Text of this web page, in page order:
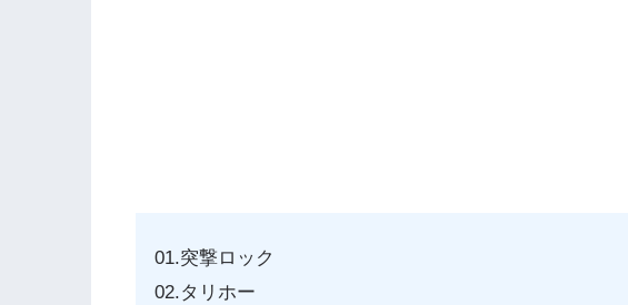
01.突撃ロック
02.タリホー